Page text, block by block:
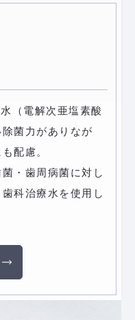
（電解次亜塩素酸
菌力がありなが
配慮。
・歯周病菌に対し
科治療水を使用し